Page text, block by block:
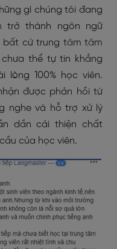
gì chúng tôi đang
trở thành ngôn ngữ
bất cứ trung tâm tâm
thể tự tin khẳng
lòng 100% học viên.
được phản hồi từ
nghe và hỗ trợ xử lý
dần cải thiện chất
của học viên.